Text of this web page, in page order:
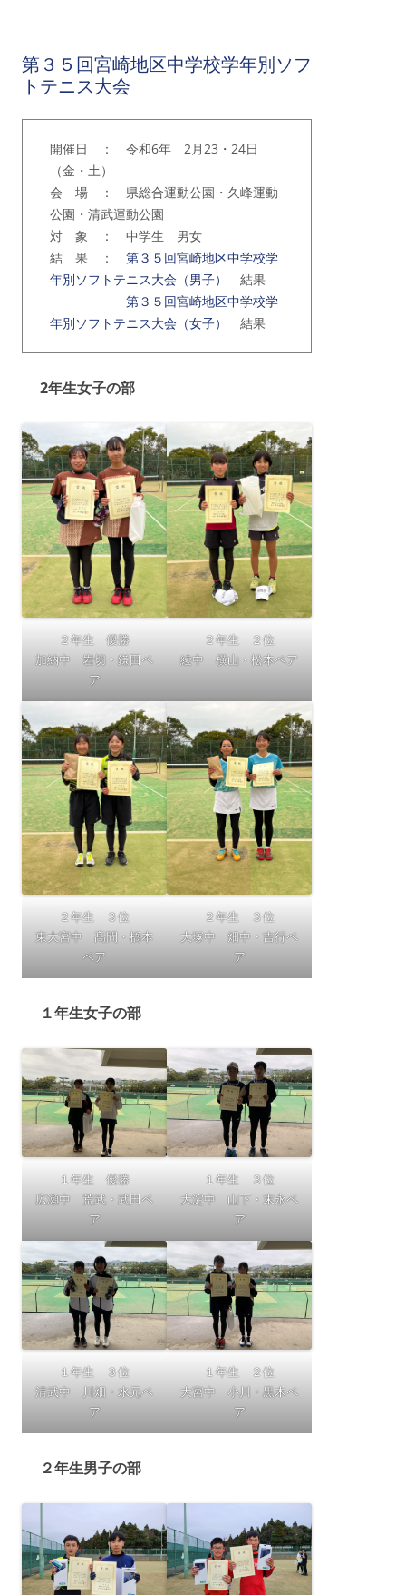
第３５回宮崎地区中学校学年別ソフ
トテニス大会
開催日 ： 令和6年 2月23・24日
（金・土）
会 場 ： 県総合運動公園・久峰運動
公園・清武運動公園
対 象 ： 中学生 男女
結 果 ： 第３５回宮崎地区中学校学
年別ソフトテニス大会（男子）
結果
第３５回宮崎地区中学校学
年別ソフトテニス大会（女子）
結果
2年生女子の部
２年生 優勝
加納中 岩切・鎌田ペ
ア
２年生 ２位
綾中 横山・松本ペア
２年生 ３位
東大宮中 髙間・橋本
ペア
２年生 ３位
大塚中 畑中・吉行ペ
ア
１年生女子の部
１年生 優勝
広瀬中 荒武・武田ペ
ア
１年生 ３位
大淀中 山下・末永ペ
ア
１年生 ３位
清武中 川畑・水元ペ
ア
１年生 ２位
大宮中 小川・黒木ペ
ア
２年生男子の部